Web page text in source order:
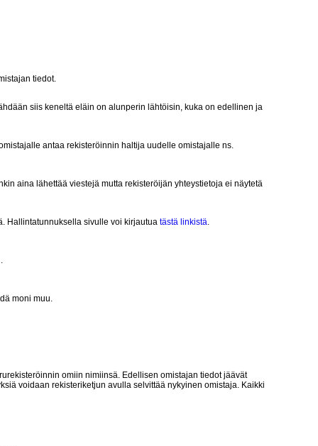
tiedot.
siis keneltä eläin on alunperin lähtöisin, kuka on edellinen ja
antaa rekisteröinnin haltija uudelle omistajalle ns.
aina lähettää viestejä mutta rekisteröijän yhteystietoja ei näytetä
Hallintatunnuksella sivulle voi kirjautua tästä linkistä.
moni muu.
omiin nimiinsä. Edellisen omistajan tiedot jäävät
voidaan rekisteriketjun avulla selvittää nykyinen omistaja. Kaikki